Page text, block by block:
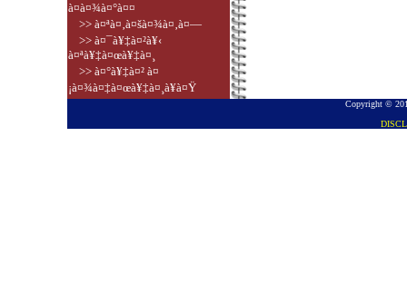
à¤­à¤¾à¤°à¤¤
>> à¤ªà¤‚à¤šà¤¾à¤‚à¤—
>> à¤¯à¥‡à¤²à¥‹
à¤ªà¥‡à¤œà¥‡à¤¸
>> à¤°à¥‡à¤² à¤
¡à¤¾à¤‡à¤œà¥‡à¤¸à¥à¤Ÿ
Copyright ©